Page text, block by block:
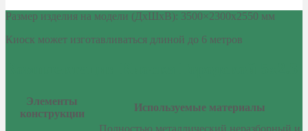
Размер изделия на модели (ДхШхВ): 3500×2300х2550 мм
Киоск может изготавливаться длиной до 6 метров
Элементы
конструкции
Используемые материалы